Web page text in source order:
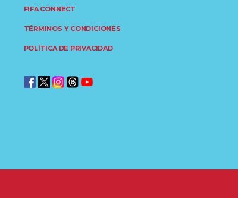
FIFA CONNECT
TÉRMINOS Y CONDICIONES
POLÍTICA DE PRIVACIDAD